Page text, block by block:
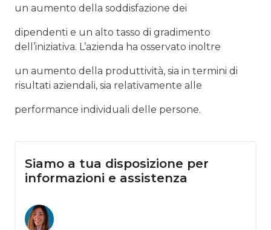
un aumento della soddisfazione dei
dipendenti e un alto tasso di gradimento
dell’iniziativa. L’azienda ha osservato inoltre
un aumento della produttività, sia in termini di
risultati aziendali, sia relativamente alle
performance individuali delle persone.
Siamo a tua disposizione per
informazioni e assistenza